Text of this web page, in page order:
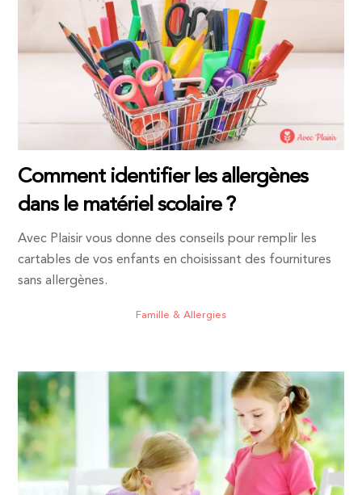
Comment identifier les allergènes
dans le matériel scolaire ?
Avec Plaisir vous donne des conseils pour remplir les
cartables de vos enfants en choisissant des fournitures
sans allergènes.
Famille & Allergies